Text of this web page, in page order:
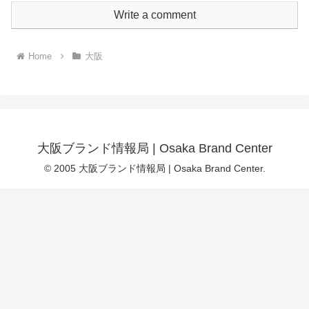
Write a comment
Home 大阪
大阪ブランド情報局 | Osaka Brand Center
© 2005 大阪ブランド情報局 | Osaka Brand Center.